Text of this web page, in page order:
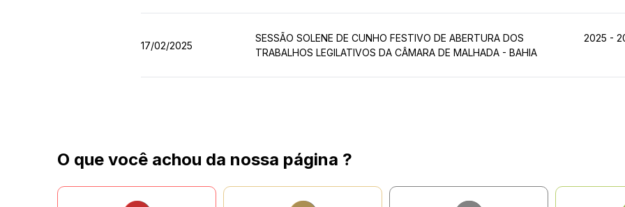
17/02/2025
SESSÃO SOLENE DE CUNHO FESTIVO DE ABERTURA DOS
TRABALHOS LEGILATIVOS DA CÂMARA DE MALHADA - BAHIA
2025 -
O que você achou da nossa página ?